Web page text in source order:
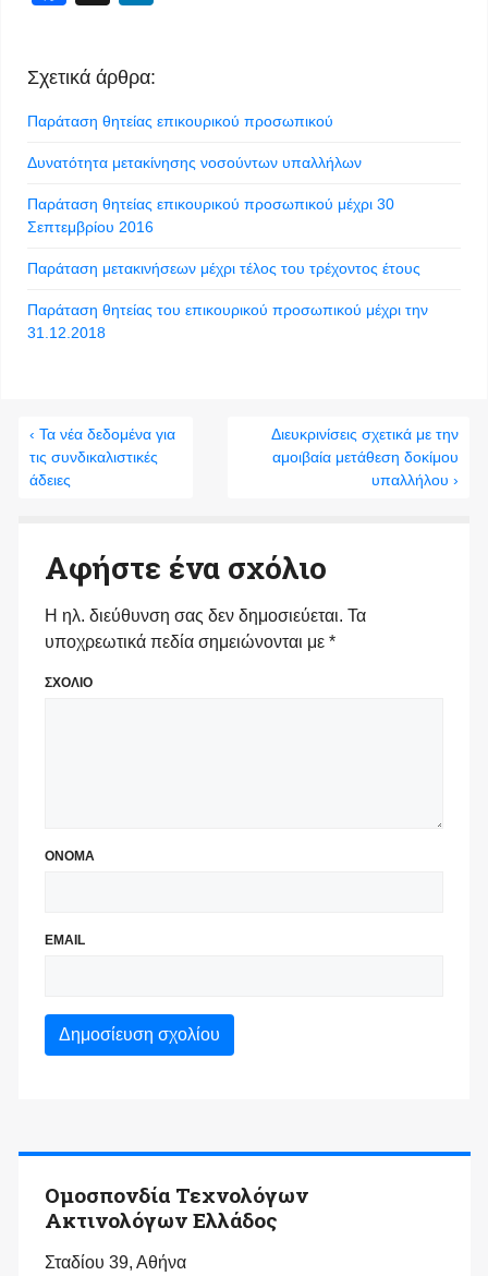
Σχετικά άρθρα:
Παράταση θητείας επικουρικού προσωπικού
Δυνατότητα μετακίνησης νοσούντων υπαλλήλων
Παράταση θητείας επικουρικού προσωπικού μέχρι 30
Σεπτεμβρίου 2016
Παράταση μετακινήσεων μέχρι τέλος του τρέχοντος έτους
Παράταση θητείας του επικουρικού προσωπικού μέχρι την
31.12.2018
‹ Τα νέα δεδομένα για
τις συνδικαλιστικές
άδειες
Διευκρινίσεις σχετικά με την
αμοιβαία μετάθεση δοκίμου
υπαλλήλου ›
Αφήστε ένα σχόλιο
Η ηλ. διεύθυνση σας δεν δημοσιεύεται. Τα
υποχρεωτικά πεδία σημειώνονται με *
ΣΧΟΛΙΟ
ΟΝΟΜΑ
EMAIL
Ομοσπονδία Τεχνολόγων
Ακτινολόγων Ελλάδος
Σταδίου 39, Αθήνα